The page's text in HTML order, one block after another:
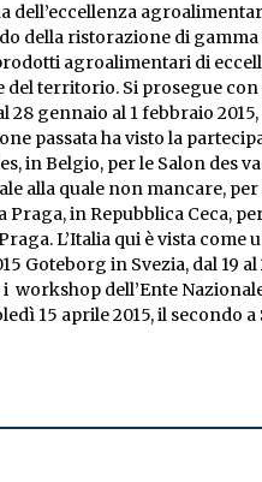
dell’eccellenza
della ristorazione di
agroalimentari di
territorio. Si prosegue con
28 gennaio al 1 febbraio
passata ha visto la
in Belgio, per le Salon des
alla quale non mancare,
Praga, in Repubblica Ceca,
L’Italia qui è vista
Goteborg in Svezia, dal 19
dell’Ente
15 aprile 2015, il secondo